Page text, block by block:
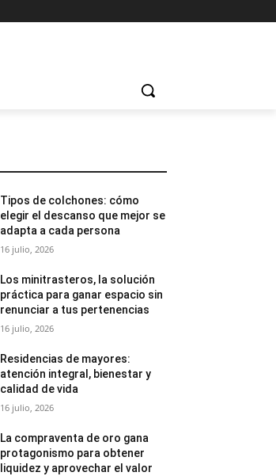
Tipos de colchones: cómo
elegir el descanso que mejor se
adapta a cada persona
16 julio, 2026
Los minitrasteros, la solución
práctica para ganar espacio sin
renunciar a tus pertenencias
16 julio, 2026
Residencias de mayores:
atención integral, bienestar y
calidad de vida
16 julio, 2026
La compraventa de oro gana
protagonismo para obtener
liquidez y aprovechar el valor